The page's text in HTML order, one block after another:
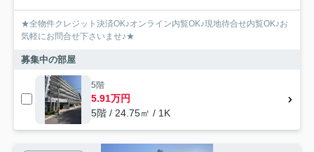
★全物件クレジット決済OK♪オンライン内覧OK♪現地待合せ内覧OK♪お
気軽にお問合せ下さいませ♪★
募集中の部屋
5階
5.91万円
5階 / 24.75㎡ / 1K